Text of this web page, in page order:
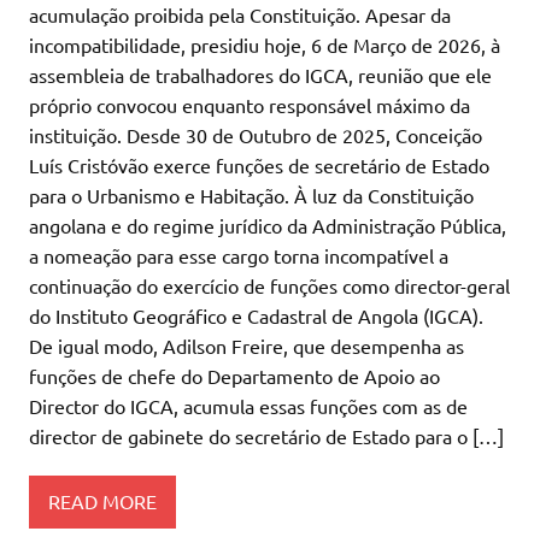
acumulação proibida pela Constituição. Apesar da
incompatibilidade, presidiu hoje, 6 de Março de 2026, à
assembleia de trabalhadores do IGCA, reunião que ele
próprio convocou enquanto responsável máximo da
instituição. Desde 30 de Outubro de 2025, Conceição
Luís Cristóvão exerce funções de secretário de Estado
para o Urbanismo e Habitação. À luz da Constituição
angolana e do regime jurídico da Administração Pública,
a nomeação para esse cargo torna incompatível a
continuação do exercício de funções como director-geral
do Instituto Geográfico e Cadastral de Angola (IGCA).
De igual modo, Adilson Freire, que desempenha as
funções de chefe do Departamento de Apoio ao
Director do IGCA, acumula essas funções com as de
director de gabinete do secretário de Estado para o […]
READ MORE